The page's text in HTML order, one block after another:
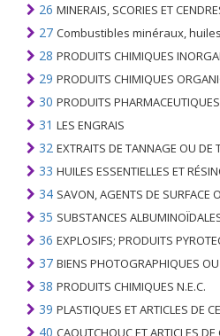
26 MINERAIS, SCORIES ET
27 Combustibles minéraux, huiles minérales et produits de leur
28 PRODUITS CHIMIQUES INORGANIQUES; COMPOSÉS ORGANIQUES ET INORGANIQUES DE MÉTAUX
29 PRODUITS CHIMIQUES
30 PRODUITS PHARMACEUTIQUES
31 LES ENGRAIS
32 EXTRAITS DE TANNAGE OU DE TEINTURE; TANINS ET LEURS DERIVES; COLORANTS, PIGMENTS ET
33 HUILES ESSENTIELLES ET RÉSINOÏDES; PARFUMERIE,
34 SAVON, AGENTS DE SURFACE ORGANIQUES; LAVAGE, LUBRIFICATION, POLISSAGE OU PRÉPARATION À L'ÉPURATION; CIRES ARTIFICIELLES OU
35 SUBSTANCES ALBUMINOÏDALES;
36 EXPLOSIFS; PRODUITS PYROTECHNIQUES; ALLUMETTES; ALLIAGES
37 BIENS PHOTOGRAPHIQUES
38 PRODUITS CHIMIQUES N.E.C.
39 PLASTIQUES ET ARTICLES DE
40 CAOUTCHOUC ET ARTICLES DE